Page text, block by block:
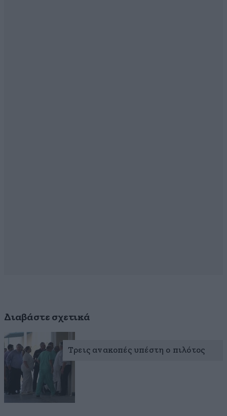
Διαβάστε σχετικά
Τρεις ανακοπές υπέστη ο πιλότος